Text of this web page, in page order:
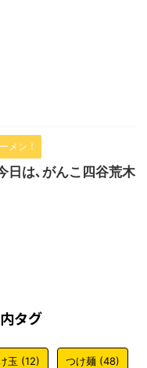
メン！
日は､がんこ四谷荒木
タグ
玉 (12) つけ麺(48)